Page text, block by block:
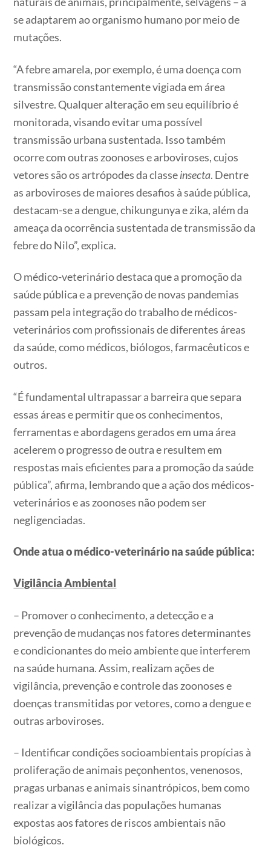
se adaptarem ao organismo humano por meio de
mutações.
“A febre amarela, por exemplo, é uma doença com
transmissão constantemente vigiada em área
silvestre. Qualquer alteração em seu equilíbrio é
monitorada, visando evitar uma possível
transmissão urbana sustentada. Isso também
ocorre com outras zoonoses e arboviroses, cujos
vetores são os artrópodes da classeinsecta. Dentre
as arboviroses de maiores desafios à saúde pública,
destacam-se a dengue, chikungunya e zika, além da
ameaça da ocorrência sustentada de transmissão da
febre do Nilo”, explica.
O médico-veterinário destaca que a promoção da
saúde pública e a prevenção de novas pandemias
passam pela integração do trabalho de médicos-
veterinários com profissionais de diferentes áreas
da saúde, como médicos, biólogos, farmacêuticos e
outros.
“É fundamental ultrapassar a barreira que separa
essas áreas e permitir que os conhecimentos,
ferramentas e abordagens gerados em uma área
acelerem o progresso de outra e resultem em
respostas mais eficientes para a promoção da saúde
pública”, afirma, lembrando que a ação dos médicos-
veterinários e as zoonoses não podem ser
negligenciadas.
Onde atua o médico-veterinário na saúde pública:
Vigilância Ambiental
– Promover o conhecimento, a detecção e a
prevenção de mudanças nos fatores determinantes
e condicionantes do meio ambiente que interferem
na saúde humana. Assim, realizam ações de
vigilância, prevenção e controle das zoonoses e
doenças transmitidas por vetores, como a dengue e
outras arboviroses.
– Identificar condições socioambientais propícias à
proliferação de animais peçonhentos, venenosos,
pragas urbanas e animais sinantrópicos, bem como
realizar a vigilância das populações humanas
expostas aos fatores de riscos ambientais não
biológicos.